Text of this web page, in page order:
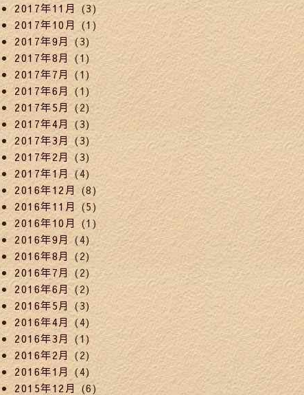
2017年11月 (3)
2017年10月 (1)
2017年9月(3)
2017年8月(1)
2017年7月 (1)
2017年6月 (1)
2017年5月(2)
2017年4月 (3)
2017年3月(3)
2017年2月(3)
2017年1月(4)
2016年12月 (8)
2016年11月 (5)
2016年10月 (1)
2016年9月(4)
2016年8月 (2)
2016年7月(2)
2016年6月(2)
2016年5月 (3)
2016年4月 (4)
2016年3月 (1)
2016年2月 (2)
2016年1月 (4)
2015年12月 (6)